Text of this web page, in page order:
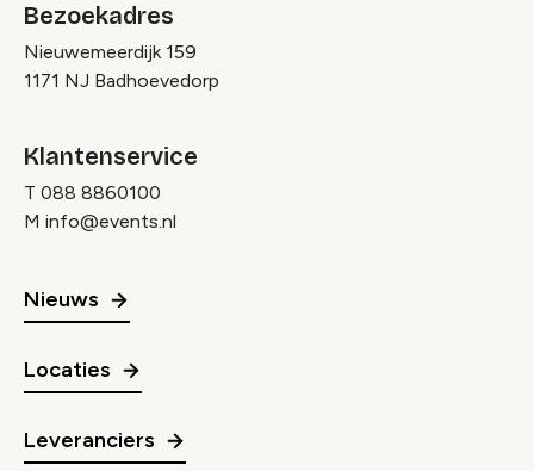
Bezoekadres
Nieuwemeerdijk 159
1171 NJ Badhoevedorp
Klantenservice
T 088 8860100
M info@events.nl
Nieuws
Locaties
Leveranciers